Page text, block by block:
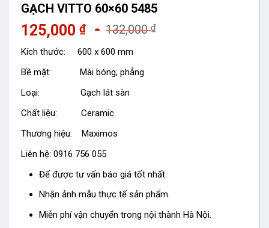
GẠCH VITTO 60×60 5485
132,000₫
125,000 ₫
Kích thước: 600 x 600 mm
Bề mặt: Mài bóng, phẳng
Loại: Gạch lát sàn
Chất liệu: Ceramic
Thương hiệu: Maximos
Liên hệ: 0916 756 055
Để được tư vấn báo giá tốt nhất.
Nhận ảnh mẫu thực tế sản phẩm.
Miễn phí vận chuyển trong nội thành Hà Nội.